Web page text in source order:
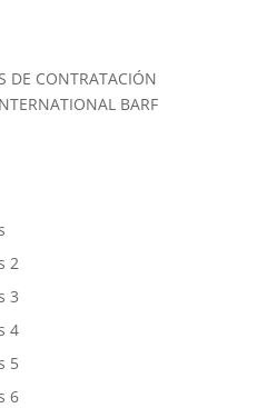
DE CONTRATACIÓN
BARF
2
3
4
5
6